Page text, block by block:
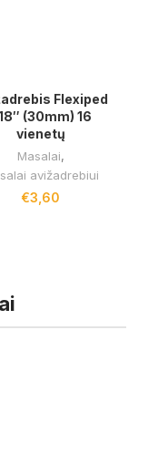
Flexiped
(30mm) 16
vienetų
Masalai,
avižadrebiui
€3,60